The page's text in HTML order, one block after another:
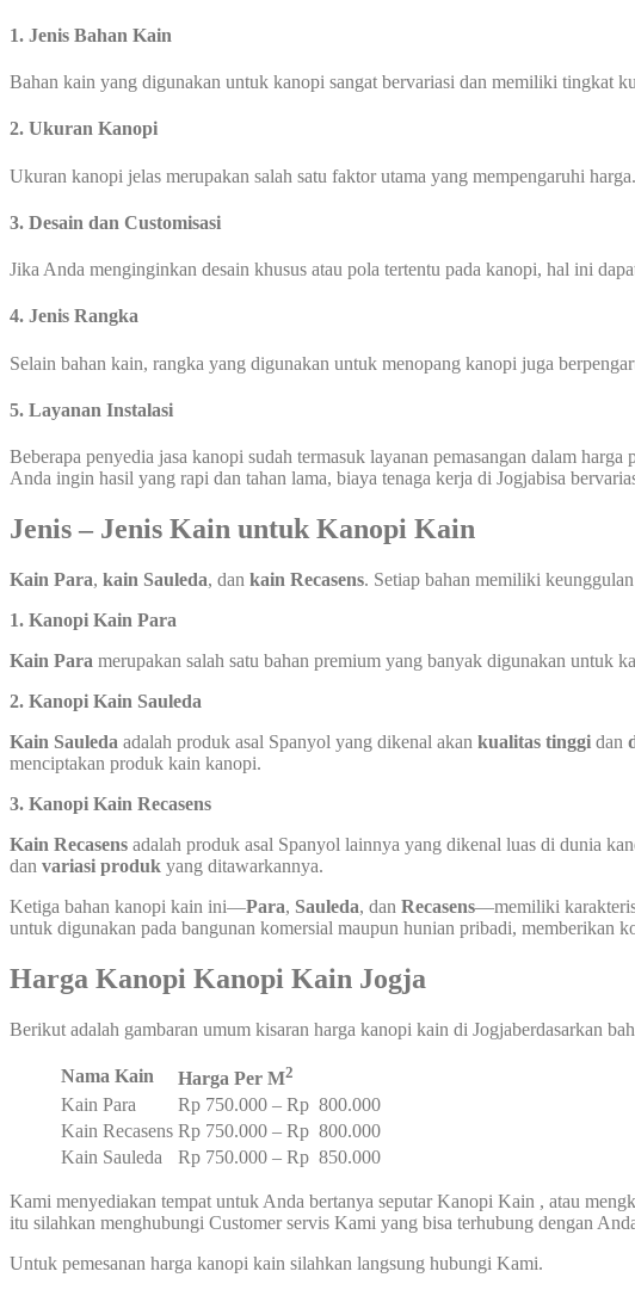
1. Jenis Bahan Kain
Bahan kain yang digunakan untuk kanopi sangat bervariasi dan memiliki tingkat
2. Ukuran Kanopi
Ukuran kanopi jelas merupakan salah satu faktor utama yang mempengaruhi harga.
3. Desain dan Customisasi
Jika Anda menginginkan desain khusus atau pola tertentu pada kanopi, hal ini
4. Jenis Rangka
Selain bahan kain, rangka yang digunakan untuk menopang kanopi juga
5. Layanan Instalasi
Beberapa penyedia jasa kanopi sudah termasuk layanan pemasangan dalam
Anda ingin hasil yang rapi dan tahan lama, biaya tenaga kerja di Jogjabisa
Jenis – Jenis Kain untuk Kanopi Kain
Kain Para, kain Sauleda, dan kain Recasens. Setiap bahan memiliki
1. Kanopi Kain Para
Kain Para merupakan salah satu bahan premium yang banyak digunakan untuk
2. Kanopi Kain Sauleda
Kain Sauleda adalah produk asal Spanyol yang dikenal akan kualitas tinggi dan
menciptakan produk kain kanopi.
3. Kanopi Kain Recasens
Kain Recasens adalah produk asal Spanyol lainnya yang dikenal luas di dunia
dan variasi produk yang ditawarkannya.
Ketiga bahan kanopi kain ini—Para, Sauleda, dan Recasens—memiliki
untuk digunakan pada bangunan komersial maupun hunian pribadi, memberikan
Harga Kanopi Kanopi Kain Jogja
Berikut adalah gambaran umum kisaran harga kanopi kain di Jogjaberdasarkan
Nama Kain Harga Per M2
Kain Para
Rp 750.000 – Rp 800.000
Kain Recasens Rp 750.000 – Rp 800.000
Kain Sauleda
Rp 750.000 – Rp 850.000
Kami menyediakan tempat untuk Anda bertanya seputar Kanopi Kain , atau
itu silahkan menghubungi Customer servis Kami yang bisa terhubung dengan
Untuk pemesanan harga kanopi kain silahkan langsung hubungi Kami.